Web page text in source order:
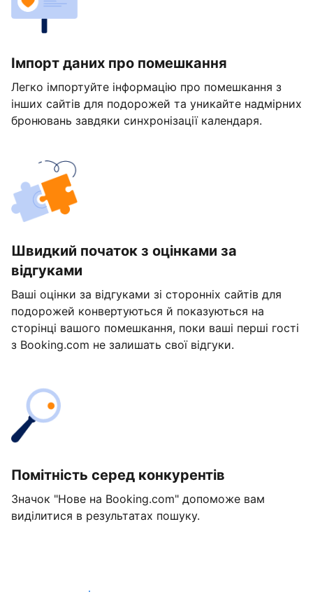
Імпорт даних про помешкання
Легко імпортуйте інформацію про помешкання з
інших сайтів для подорожей та уникайте надмірних
бронювань завдяки синхронізації календаря.
Швидкий початок з оцінками за
відгуками
Ваші оцінки за відгуками зі сторонніх сайтів для
подорожей конвертуються й показуються на
сторінці вашого помешкання, поки ваші перші гості
з Booking.com не залишать свої відгуки.
Помітність серед конкурентів
Значок "Нове на Booking.com" допоможе вам
виділитися в результатах пошуку.
Розпочати вже сьогодні